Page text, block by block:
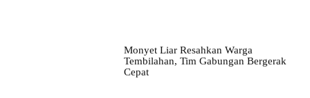
Monyet Liar Resahkan Warga
Tembilahan, Tim Gabungan Bergerak
Cepat